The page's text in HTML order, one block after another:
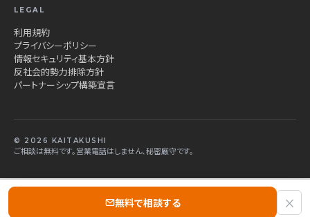
LEGAL
利用規約
プライバシーポリシー
情報セキュリティ基本方針
反社会的勢力排除方針
パートナーシップ構築宣言
© 2026 KAITAKUSHI
ご相談は無料です。営業電話はしません、秘密厳守です。
×
無料で相談する